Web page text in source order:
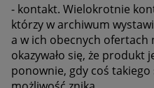
- kontakt. Wielokrotnie
którzy w archiwum
a w ich obecnych ofertach
okazywało się, że produkt
ponownie, gdy coś takiego